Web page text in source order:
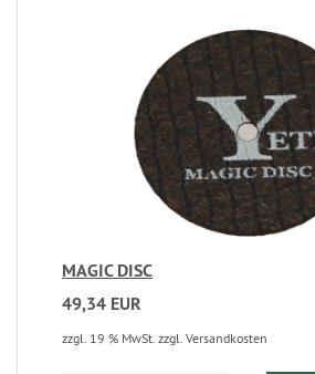
MAGIC DISC
49,34 EUR
zzgl. 19 % MwSt. zzgl. Versandkosten